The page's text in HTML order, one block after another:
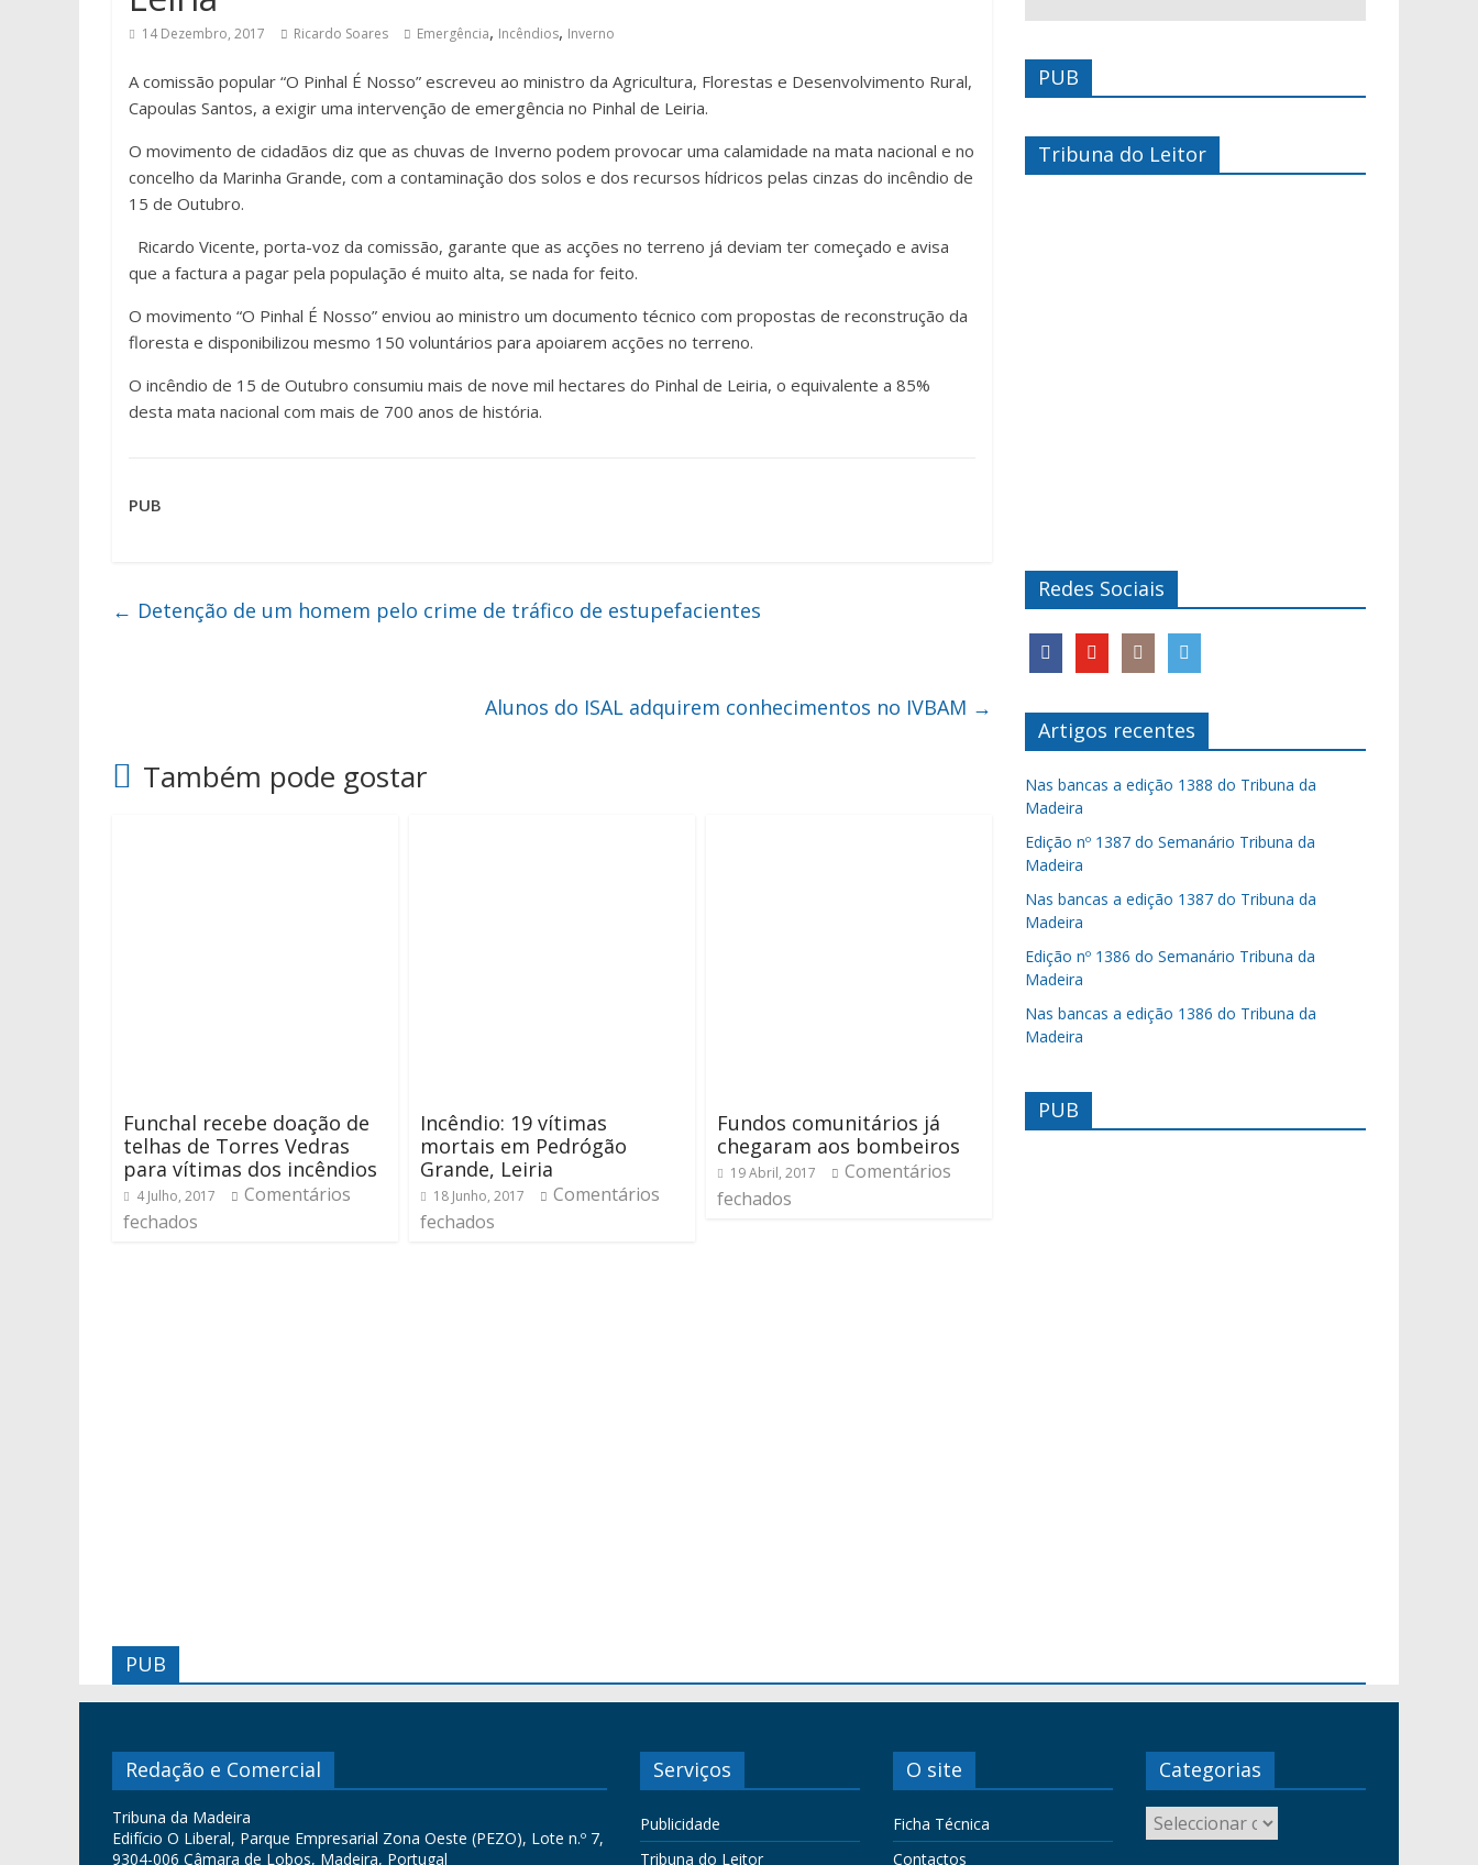
14 Dezembro, 2017 Ricardo Soares Emergência, Incêndios, Inverno
A comissão popular “O Pinhal É Nosso” escreveu ao ministro da Agricultura, Florestas e Desenvolvimento Rural,
Capoulas Santos, a exigir uma intervenção de emergência no Pinhal de Leiria.
O movimento de cidadãos diz que as chuvas de Inverno podem provocar uma calamidade na mata nacional e no
concelho da Marinha Grande, com a contaminação dos solos e dos recursos hídricos pelas cinzas do incêndio de
15 de Outubro.
Ricardo Vicente, porta-voz da comissão, garante que as acções no terreno já deviam ter começado e avisa
que a factura a pagar pela população é muito alta, se nada for feito.
O movimento “O Pinhal É Nosso” enviou ao ministro um documento técnico com propostas de reconstrução da
floresta e disponibilizou mesmo 150 voluntários para apoiarem acções no terreno.
O incêndio de 15 de Outubro consumiu mais de nove mil hectares do Pinhal de Leiria, o equivalente a 85%
desta mata nacional com mais de 700 anos de história.
PUB
← Detenção de um homem pelo crime de tráfico de estupefacientes
Alunos do ISAL adquirem conhecimentos no IVBAM →
Também pode gostar
Funchal recebe doação de
telhas de Torres Vedras
para vítimas dos incêndios
4 Julho, 2017
Comentários
fechados
Incêndio: 19 vítimas
mortais em Pedrógão
Grande, Leiria
18 Junho, 2017
Comentários
fechados
Fundos comunitários já
chegaram aos bombeiros
19 Abril, 2017
Comentários
fechados
PUB
Tribuna do Leitor
Redes Sociais
Artigos recentes
Nas bancas a edição 1388 do Tribuna da
Madeira
Edição nº 1387 do Semanário Tribuna da
Madeira
Nas bancas a edição 1387 do Tribuna da
Madeira
Edição nº 1386 do Semanário Tribuna da
Madeira
Nas bancas a edição 1386 do Tribuna da
Madeira
PUB
PUB
Redação e Comercial
Tribuna da Madeira
Edifício O Liberal, Parque Empresarial Zona Oeste (PEZO), Lote n.º 7,
9304-006 Câmara de Lobos, Madeira, Portugal
Serviços
Publicidade
Tribuna do Leitor
O site
Ficha Técnica
Contactos
Categorias